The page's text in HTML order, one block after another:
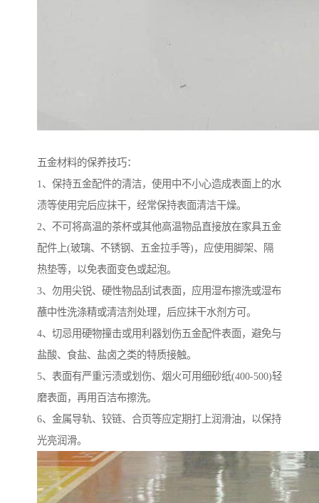
五金材料的保养技巧：
1、保持五金配件的清洁，使用中不小心造成表面上的水
渍等使用完后应抹干，经常保持表面清洁干燥。
2、不可将高温的茶杯或其他高温物品直接放在家具五金
配件上(玻璃、不锈钢、五金拉手等)，应使用脚架、隔
热垫等，以免表面变色或起泡。
3、勿用尖锐、硬性物品刮试表面，应用湿布擦洗或湿布
蘸中性洗涤精或清洁剂处理，后应抹干水剂方可。
4、切忌用硬物撞击或用利器划伤五金配件表面，避免与
盐酸、食盐、盐卤之类的特质接触。
5、表面有严重污渍或划伤、烟火可用细砂纸(400-500)轻
磨表面，再用百洁布擦洗。
6、金属导轨、铰链、合页等应定期打上润滑油，以保持
光亮润滑。